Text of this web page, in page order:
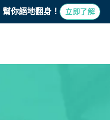
幫你絕地翻身！ 立即了解